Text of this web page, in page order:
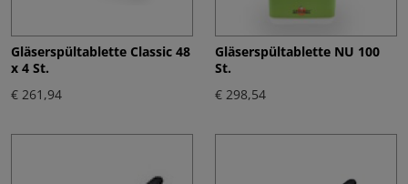
Gläserspültablette Classic 48
x 4 St.
€ 261,94
Gläserspültablette NU 100
St.
€ 298,54